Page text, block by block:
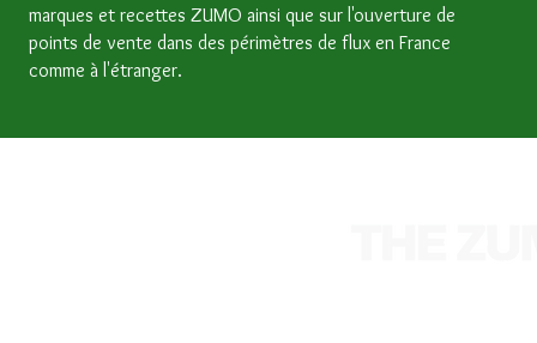
marques et recettes ZUMO ainsi que sur l'ouverture de
points de vente dans des périmètres de flux en France
comme à l'étranger.